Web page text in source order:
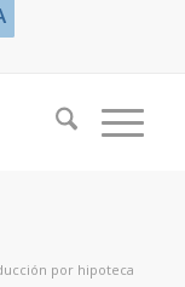
por hipoteca